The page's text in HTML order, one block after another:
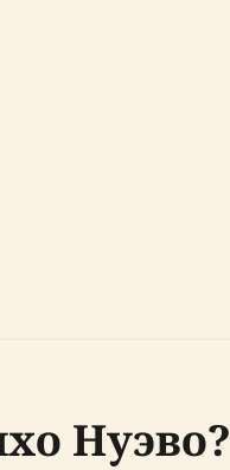
Нуэво?